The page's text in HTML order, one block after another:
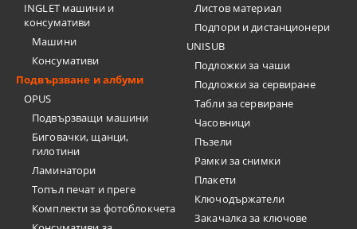
INGLET машини и
консумативи
Машини
Консумативи
Подвързване и албуми
OPUS
Подвързващи машини
Биговачки, щанци,
гилотини
Ламинатори
Топъл печат и преге
Комплекти за фотоблокчета
Листов материал
Подпори и дистанционери
UNISUB
Подложки за чаши
Подложки за сервиране
Табли за сервиране
Часовници
Пъзели
Рамки за снимки
Плакети
Ключодържатели
Закачалка за ключове